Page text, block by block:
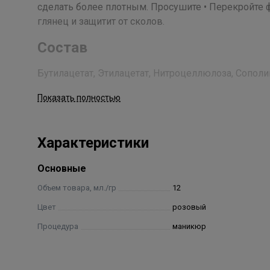
сделать более плотным. Просушите •
глянец и защитит от сколов.
Состав
Бутилацетат, Этилацетат, Нитроцеллюлоза,
Акрилатов, Сополимер Акрилатов, Стеаралконий
Acid/Neopentyl Glycol/Trimellitic Anhydride
Alcohol, Polyvinyl Butyral, Diacetone Alcohol,
Polyethylene, Polypropylene, Aluminium Powder,
Показать полностью
Характеристики
Основные
Объем товара, мл./гр 12
Цвет розовый
Процедура маникюр